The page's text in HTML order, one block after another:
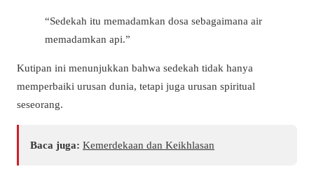
“Sedekah itu memadamkan dosa sebagaimana air
memadamkan api.”
Kutipan ini menunjukkan bahwa sedekah tidak hanya
memperbaiki urusan dunia, tetapi juga urusan spiritual
seseorang.
Baca juga: Kemerdekaan dan Keikhlasan